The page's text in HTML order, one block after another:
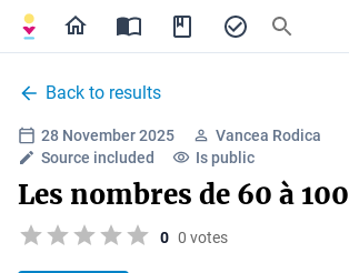
Back to results
28 November 2025
Vancea Rodica
Source included
Is public
Les nombres de 60 à 100
0 0 votes